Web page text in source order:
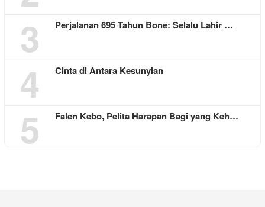
3 Perjalanan 695 Tahun Bone: Selalu Lahir …
4 Cinta di Antara Kesunyian
5 Falen Kebo, Pelita Harapan Bagi yang Keh…